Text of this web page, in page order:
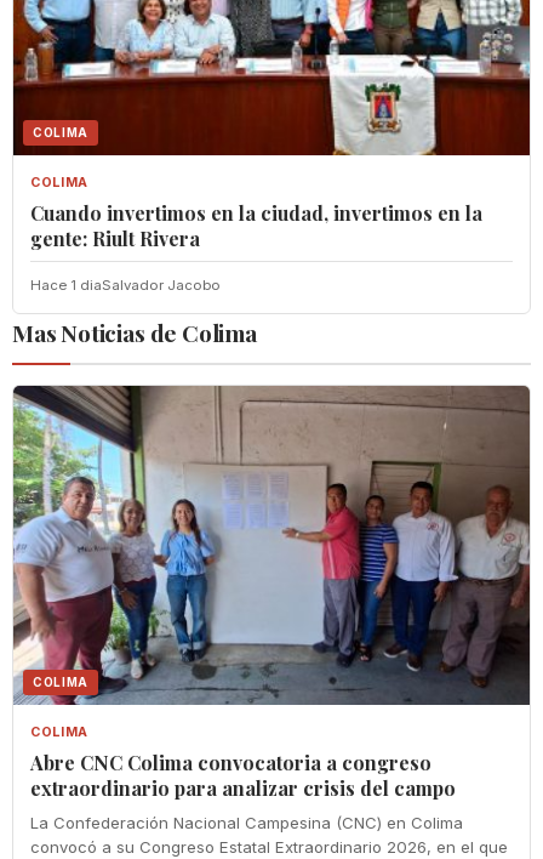
COLIMA
COLIMA
Cuando invertimos en la ciudad, invertimos en la
gente: Riult Rivera
Hace 1 diaSalvador Jacobo
Mas Noticias de Colima
COLIMA
COLIMA
Abre CNC Colima convocatoria a congreso
extraordinario para analizar crisis del campo
La Confederación Nacional Campesina (CNC) en Colima
convocó a su Congreso Estatal Extraordinario 2026, en el que